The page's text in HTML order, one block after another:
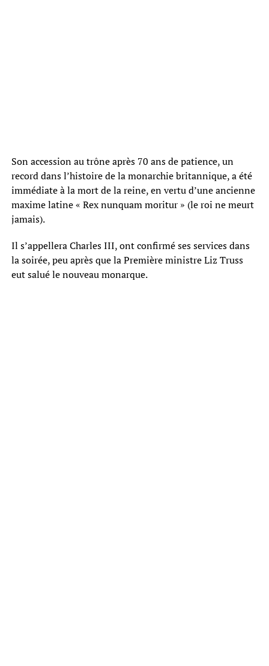
Son accession au trône après 70 ans de patience, un
record dans l’histoire de la monarchie britannique, a été
immédiate à la mort de la reine, en vertu d’une ancienne
maxime latine « Rex nunquam moritur » (le roi ne meurt
jamais).
Il s’appellera Charles III, ont confirmé ses services dans
la soirée, peu après que la Première ministre Liz Truss
eut salué le nouveau monarque.